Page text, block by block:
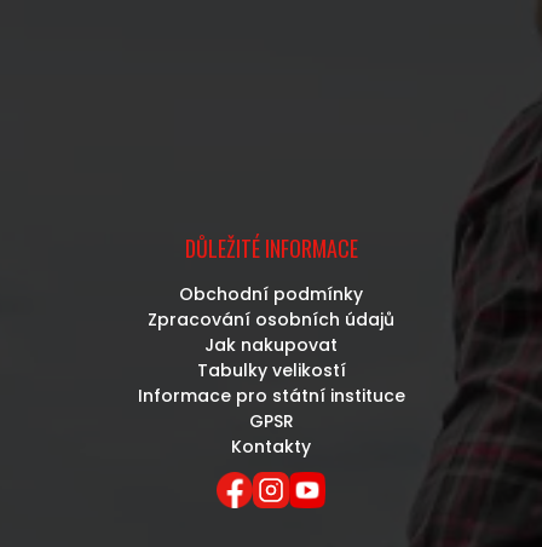
DŮLEŽITÉ INFORMACE
Obchodní podmínky
Zpracování osobních údajů
Jak nakupovat
Tabulky velikostí
Informace pro státní instituce
GPSR
Kontakty